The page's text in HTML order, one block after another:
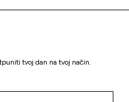
tvoj dan na tvoj način.